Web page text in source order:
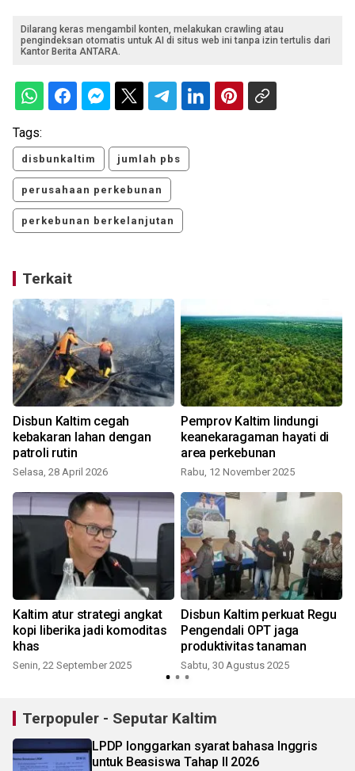
Dilarang keras mengambil konten, melakukan crawling atau
pengindeksan otomatis untuk AI di situs web ini tanpa izin tertulis dari
Kantor Berita ANTARA.
Tags:
disbunkaltim jumlah pbs
perusahaan perkebunan
perkebunan berkelanjutan
Terkait
Disbun Kaltim cegah
kebakaran lahan dengan
patroli rutin
Selasa, 28 April 2026
Pemprov Kaltim lindungi
keanekaragaman hayati di
area perkebunan
Rabu, 12 November 2025
Kaltim atur strategi angkat
kopi liberika jadi komoditas
khas
Senin, 22 September 2025
Disbun Kaltim perkuat Regu
Pengendali OPT jaga
produktivitas tanaman
Sabtu, 30 Agustus 2025
Terpopuler - Seputar Kaltim
LPDP longgarkan syarat bahasa Inggris
untuk Beasiswa Tahap II 2026